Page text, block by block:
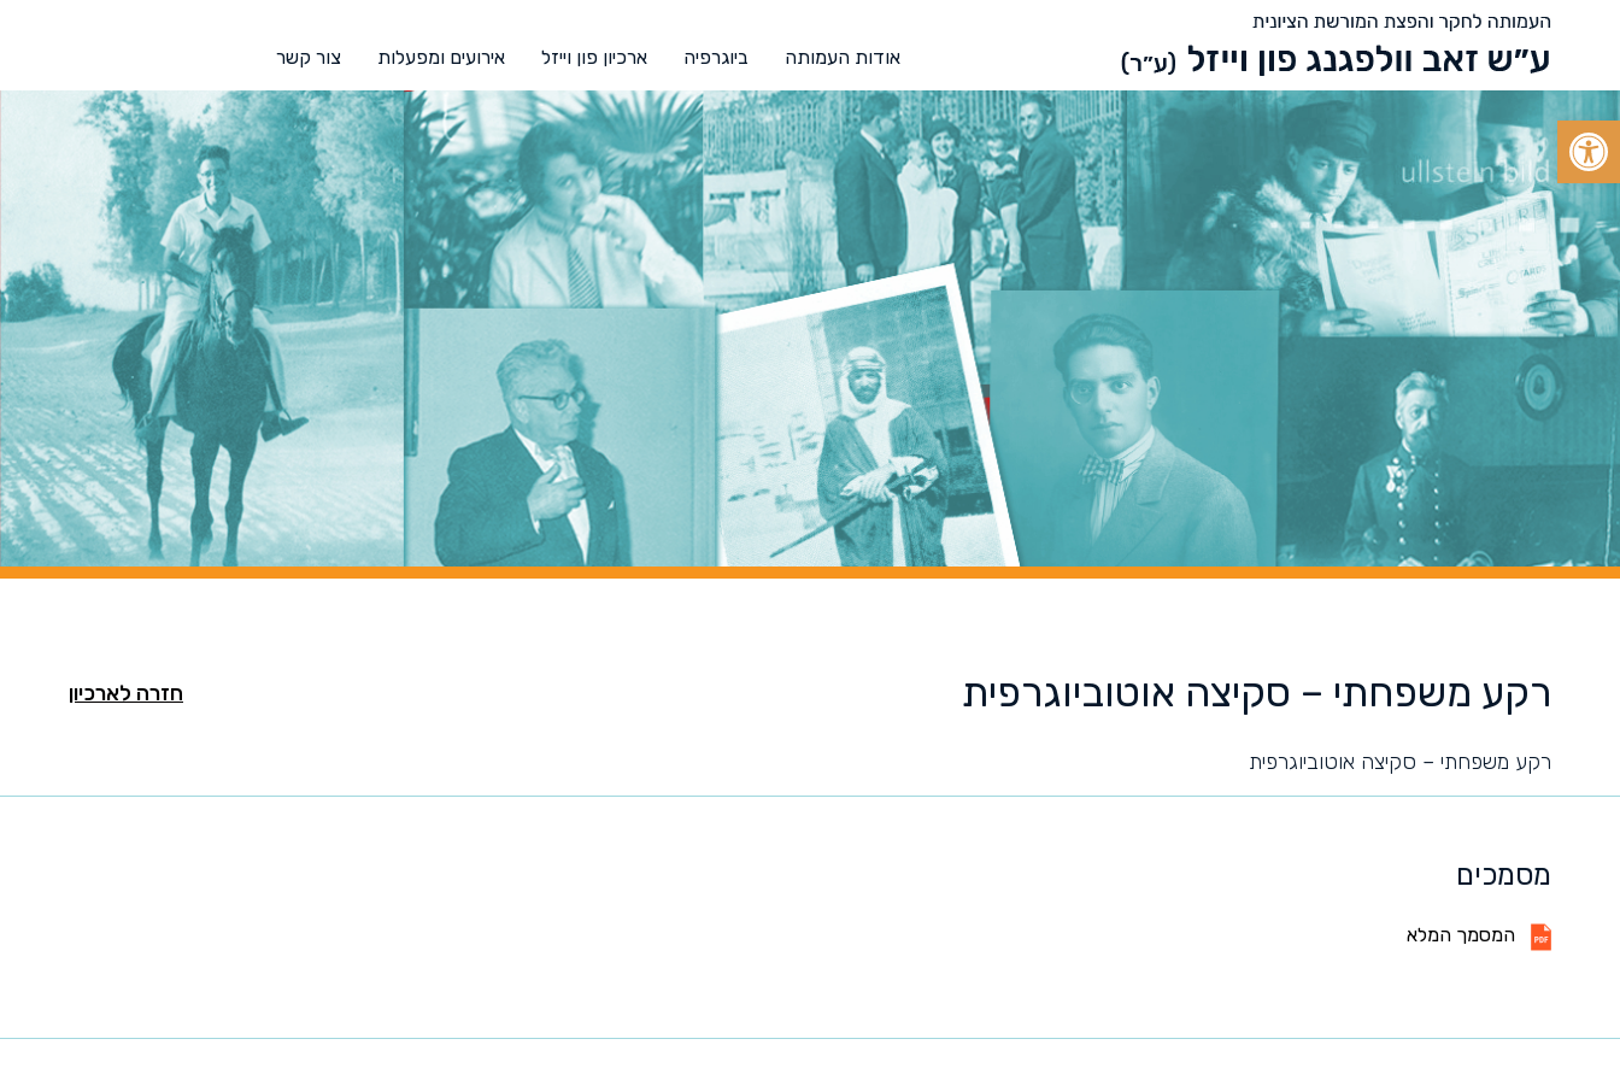
Open toolbar
אודות העמותה ביוגרפיה ארכיון פון וייזל אירועים ומפעלות צור קשר
חזרה לארכיון רקע משפחתי – סקיצה אוטוביוגרפית
רקע משפחתי – סקיצה אוטוביוגרפית
מסמכים
המסמך המלא